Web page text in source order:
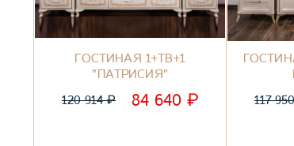
ГОСТИНАЯ 1+ТВ+1
"ПАТРИСИЯ"
120 914₽ 84 640 ₽
117